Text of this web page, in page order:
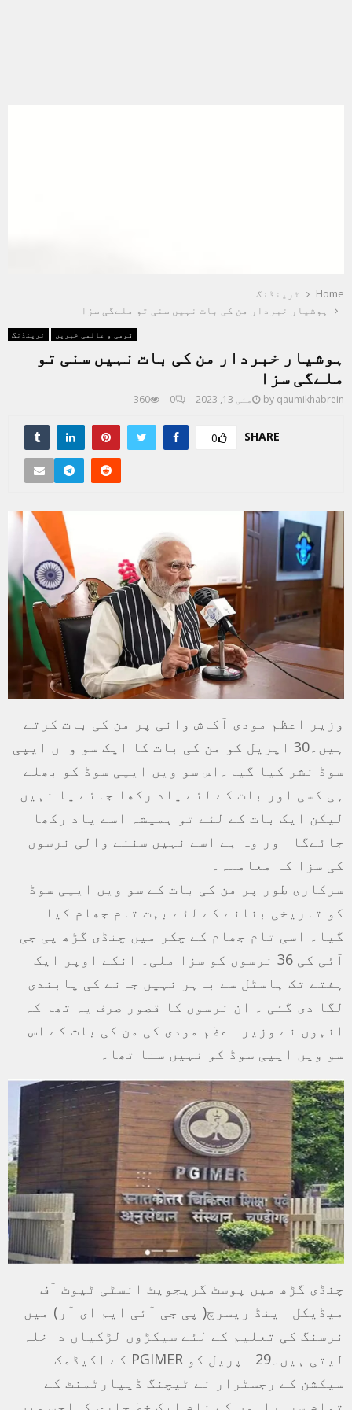
Home
ٹرینڈنگ
ہوشیار خبردار من کی بات نہیں سنی تو ملےگی سزا
ٹرینڈنگ قومی و عالمی خبریں
ہوشیار خبردار من کی بات نہیں سنی تو
ملےگی سزا
by qaumikhabrein مئی 13, 2023 0
360
SHARE
0
وزیر اعظم مودی آکاش وانی پر من کی بات کرتے
ہیں۔30 اپریل کو من کی بات کا ایک سو واں ایپی
سوڈ نشر کیا گیا۔اس سو ویں ایپی سوڈ کو بھلے
ہی کسی اور بات کے لئے یاد رکھا جائے یا نہیں
لیکن ایک بات کے لئے تو ہمیشہ اسے یاد رکھا
جائےگا اور وہ ہے اسے نہیں سننے والی نرسوں
کی سزا کا معاملہ۔
سرکاری طور پر من کی بات کے سو ویں ایپی سوڈ
کو تاریخی بنانے کے لئے بہت تام جھام کیا
گیا۔ اسی تام جھام کے چکر میں چنڈی گڑھ پی جی
آئی کی 36 نرسوں کو سزا ملی۔ انکے اوپر ایک
ہفتے تک ہاسٹل سے باہر نہیں جانے کی پابندی
لگا دی گئی ۔ ان نرسوں کا قصور صرف یہ تھا کہ
انہوں نے وزیر اعظم مودی کی من کی بات کے اس
سو ویں ایپی سوڈ کو نہیں سنا تھا۔
چنڈی گڑھ میں پوسٹ گریجویٹ انسٹی ٹیوٹ آف
میڈیکل اینڈ ریسرچ( پی جی آئی ایم ای آر) میں
نرسنگ کی تعلیم کے لئے سیکڑوں لڑکیاں داخلہ
لیتی ہیں۔29 اپریل کو PGIMER کے اکیڈمک
سیکشن کے رجسٹرار نے ٹیچنگ ڈیپارٹمنٹ کے
تمام سربراہوں کے نام ایک خط جاری کیاجس میں